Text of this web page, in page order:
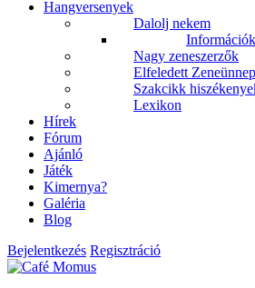
Hangversenyek
Dalolj nekem
Nagy zeneszerzők
Elfeledett
Szakcikk
Lexikon
Hírek
Fórum
Ajánló
Játék
Kimernya?
Galéria
Blog
Bejelentkezés Regisztráció